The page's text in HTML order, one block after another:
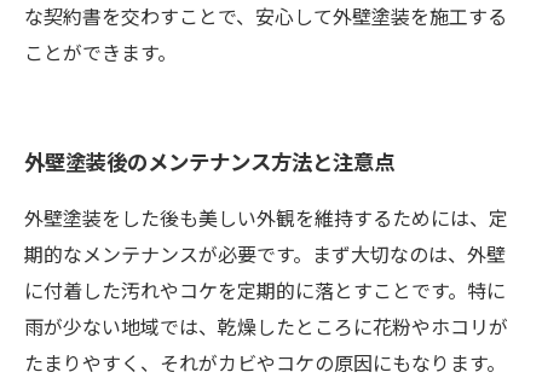
な契約書を交わすことで、安心して外壁塗装を施工する
ことができます。
外壁塗装後のメンテナンス方法と注意点
外壁塗装をした後も美しい外観を維持するためには、定
期的なメンテナンスが必要です。まず大切なのは、外壁
に付着した汚れやコケを定期的に落とすことです。特に
雨が少ない地域では、乾燥したところに花粉やホコリが
たまりやすく、それがカビやコケの原因にもなります。